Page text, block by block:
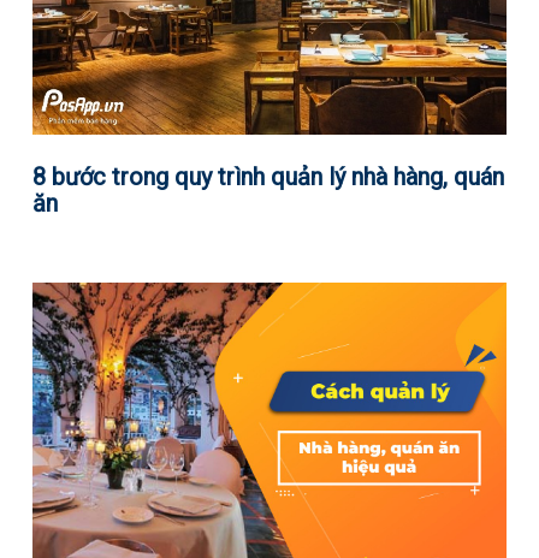
8 bước trong quy trình quản lý nhà hàng, quán
ăn